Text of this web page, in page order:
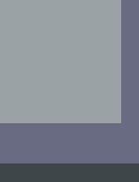
der
werden.